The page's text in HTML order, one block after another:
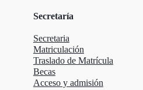
Secretaría
Secretaria
Matriculación
Traslado de Matrícula
Becas
Acceso y admisión